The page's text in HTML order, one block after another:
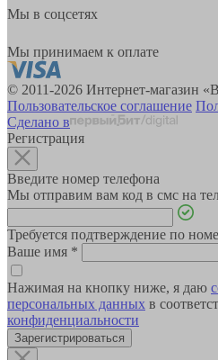
Мы в соцсетях
Мы принимаем к оплате
© 2011-2026 Интернет-магазин
Пользовательское соглашение
Сделано в
Регистрация
Введите номер телефона
Мы отправим вам код в смс на
Требуется подтверждение по
Ваше имя *
Нажимая на кнопку ниже, я даю
персональных данных в
конфиденциальности
Зарегистрироваться